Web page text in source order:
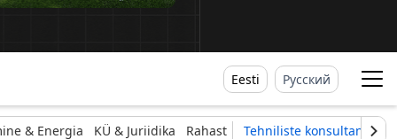
Eesti Русский
& Energia KÜ & Juriidika Rahast Tehniliste konsultantide